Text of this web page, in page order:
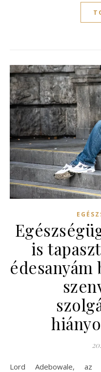
is
Lord Adebowale, az NHS Confederation elnöke,